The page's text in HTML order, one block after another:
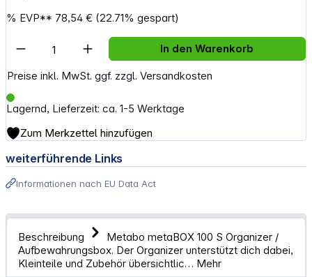
% EVP** 78,54 € (22.71% gespart)
Preise inkl. MwSt. ggf. zzgl. Versandkosten
Lagernd, Lieferzeit: ca. 1-5 Werktage
Artikel Anzahl: Gib den gewünschten
In den Warenkorb
Zum Merkzettel hinzufügen
weiterführende Links
Informationen nach EU Data Act
Beschreibung
Metabo metaBOX 100 S Organizer /
Aufbewahrungsbox. Der Organizer unterstützt dich dabei,
Kleinteile und Zubehör übersichtlic… Mehr